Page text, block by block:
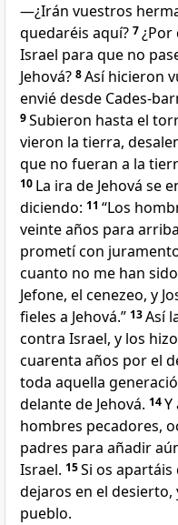
—¿Irán vuestros
quedaréis aquí? 7¿Por
Israel para que no
Jehová? 8Así hicieron
envié desde Cades-
9Subieron hasta el
vieron la tierra,
que no fueran a la
10 La ira de Jehová se
diciendo: 11 “Los
veinte años para
prometí con
cuanto no me han
Jefone, el cenezeo, y
fieles a Jehová.” 13Así
contra Israel, y los
cuarenta años por el
toda aquella
delante de Jehová. 14
hombres pecadores,
padres para añadir
Israel. 15Si os apartáis
dejaros en el
pueblo.